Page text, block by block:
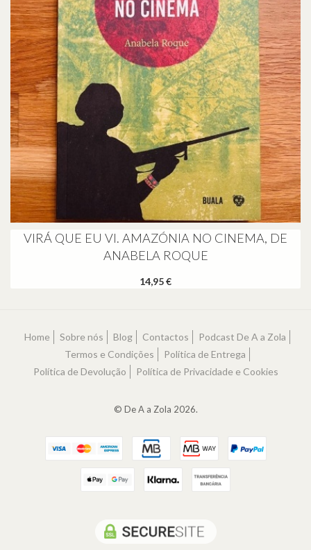
VIRÁ QUE EU VI. AMAZÓNIA NO CINEMA, DE
ANABELA ROQUE
14,95 €
Home Sobre nós Blog Contactos
Podcast De A a Zola
Termos e Condições
Política de Entrega
Política de Devolução
Política de Privacidade e Cookies
© De A a Zola 2026.